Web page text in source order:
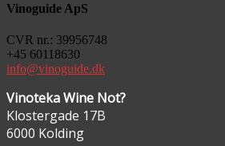
Vinoguide ApS
CVR nr.: 39956748
+45 60118630
info@vinoguide.dk
Vinoteka Wine Not?
Klostergade 17B
6000 Kolding